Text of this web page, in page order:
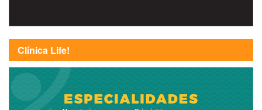
Clínica Life!